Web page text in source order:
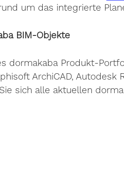
um das integrierte
BIM-Objekte
dormakaba Produkt-
ArchiCAD,
sich alle aktuellen